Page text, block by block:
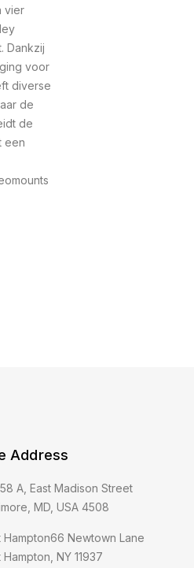
vier
Dankzij
voor
diverse
de
de
een
Address
A, East Madison Street
MD, USA 4508
Hampton66 Newtown Lane
Hampton, NY 11937